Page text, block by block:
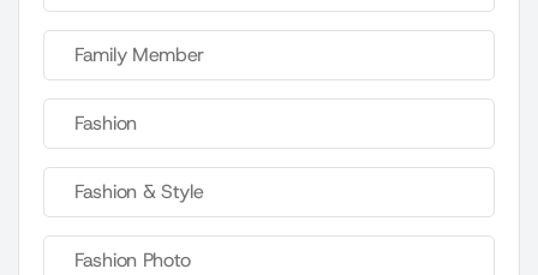
Family Member
Fashion
Fashion & Style
Fashion Photo